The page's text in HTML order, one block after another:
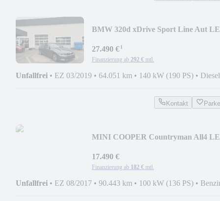
BMW 320d xDrive Sport Line Aut
27.490 €¹
Finanzierung ab 292 € mtl.
Unfallfrei • EZ 03/2019 • 64.051 km • 140 kW (190 PS) • Diesel
Kontakt
MINI COOPER Countryman All4
17.490 €
Finanzierung ab 182 € mtl.
Unfallfrei • EZ 08/2017 • 90.443 km • 100 kW (136 PS) •